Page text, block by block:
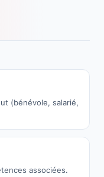
(bénévole, salarié,
associées.